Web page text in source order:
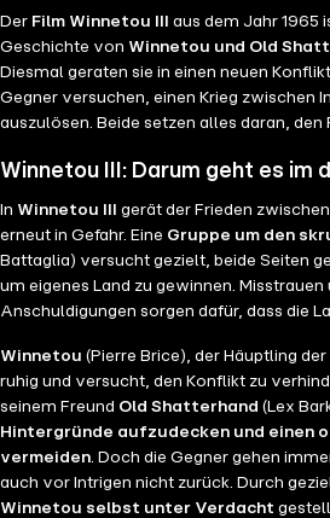
Der Film Winnetou III aus dem Jahr 1965
Geschichte von Winnetou und Old
Diesmal geraten sie in einen neuen
Gegner versuchen, einen Krieg zwischen
auszulösen. Beide setzen alles daran, den
Winnetou III: Darum geht es im
In Winnetou III
gerät der Frieden
erneut in Gefahr. Eine Gruppe um den
Battaglia) versucht gezielt, beide Seiten
um eigenes Land zu gewinnen. Misstrauen
Anschuldigungen sorgen dafür, dass die
Winnetou (Pierre Brice), der Häuptling
ruhig und versucht, den Konflikt zu
seinem Freund Old Shatterhand (Lex
Hintergründe aufzudecken und einen
vermeiden. Doch die Gegner gehen
auch vor Intrigen nicht zurück. Durch
Winnetou selbst unter Verdacht